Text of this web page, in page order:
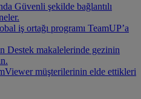
Güvenli şekilde bağlantılı
iş ortağı programı TeamUP’a
Destek makalelerinde gezinin
müşterilerinin elde ettikleri